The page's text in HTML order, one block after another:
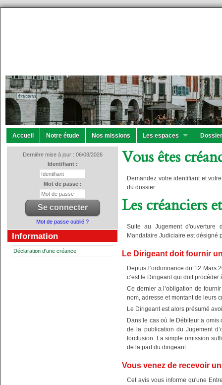
Accueil Notre étude Nos missions Les espaces
Dernière mise à jour : 06/08/2026
Identifiant :
Mot de passe :
Mot de passe oublié ?
Information
Déclaration d'une créance
Vous êtes
Demandez votre identifiant et
du dossier.
Les créanciers
Suite au Jugement d'ouverture
Mandataire Judiciaire est désigné
Le Dirigeant doit fournir
Depuis l’ordonnance du 12 Mars
c’est le Dirigeant qui doit
Ce dernier a l’obligation de
nom, adresse et montant de leurs
Le Dirigeant est alors présumé
Dans le cas où le Débiteur a omis
de la publication du Jugement
forclusion. La simple omission
de la part du dirigeant.
Vous venez de recevoir
Cet avis vous informe qu'une